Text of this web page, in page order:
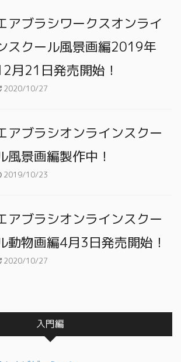
アブラシワークスオンライ
スクール風景画編2019年
月21日発売開始！
2020/10/27
アブラシオンラインスクー
風景画編製作中！
2019/10/23
アブラシオンラインスクー
動物画編4月3日発売開始！
2020/10/27
入門編